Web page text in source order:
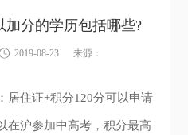
加分的学历包括哪些?
2019-08-23 来源：
住证+积分120分可以申请
在沪参加中高考，积分最高